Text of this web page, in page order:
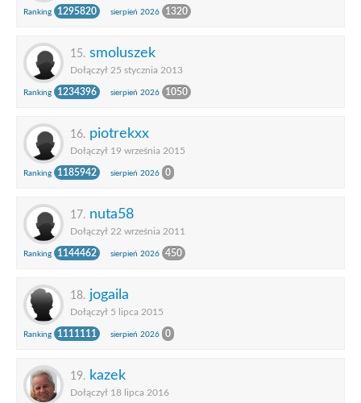
Ranking 1295820 sierpień 2026 1320
15. smoluszek
Dołączył 25 stycznia 2013
Ranking 1234396 sierpień 2026 1050
16. piotrekxx
Dołączył 19 września 2015
Ranking 1185942 sierpień 2026 0
17. nuta58
Dołączył 22 września 2011
Ranking 1144462 sierpień 2026 450
18. jogaila
Dołączył 5 lipca 2015
Ranking 1111111 sierpień 2026 0
19. kazek
Dołączył 18 lipca 2016